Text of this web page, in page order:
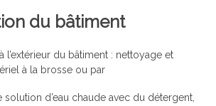
du bâtiment
l’extérieur du bâtiment : nettoyage et
à la brosse ou par
d’eau chaude avec du détergent,